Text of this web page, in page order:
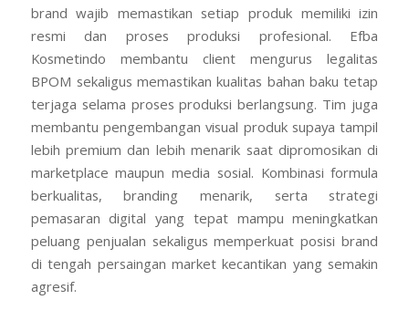
brand wajib memastikan setiap produk memiliki izin
resmi dan proses produksi profesional. Efba
Kosmetindo membantu client mengurus legalitas
BPOM sekaligus memastikan kualitas bahan baku tetap
terjaga selama proses produksi berlangsung. Tim juga
membantu pengembangan visual produk supaya tampil
lebih premium dan lebih menarik saat dipromosikan di
marketplace maupun media sosial. Kombinasi formula
berkualitas, branding menarik, serta strategi
pemasaran digital yang tepat mampu meningkatkan
peluang penjualan sekaligus memperkuat posisi brand
di tengah persaingan market kecantikan yang semakin
agresif.